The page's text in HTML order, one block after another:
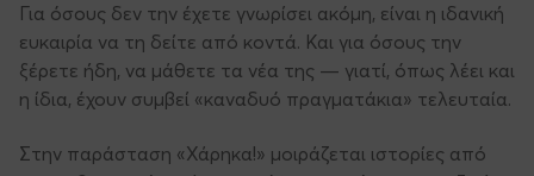
Για όσους δεν την έχετε γνωρίσει ακόμη, είναι η ιδανική
ευκαιρία να τη δείτε από κοντά. Και για όσους την
ξέρετε ήδη, να μάθετε τα νέα της — γιατί, όπως λέει και
η ίδια, έχουν συμβεί «καναδυό πραγματάκια» τελευταία.
Στην παράσταση «Χάρηκα!» μοιράζεται ιστορίες από